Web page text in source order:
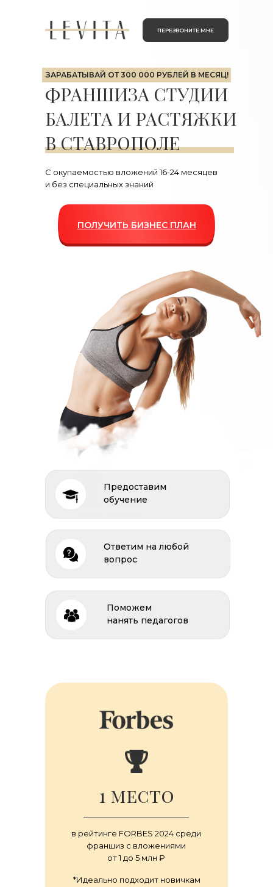
С окупаемостью вложений 16-24 месяцев
и без специальных знаний
ЗАРАБАТЫВАЙ ОТ 300 000 РУБЛЕЙ В МЕСЯЦ!
ПЕРЕЗВОНИТЕ МНЕ
ФРАНШИЗА СТУДИИ
БАЛЕТА И РАСТЯЖКИ
В СТАВРОПОЛЕ
ПОЛУЧИТЬ БИЗНЕС ПЛАН
Предоставим
обучение
Поможем
нанять педагогов
Ответим на любой
вопрос
1 место
в рейтинге FORBES 2024 среди
франшиз с вложениями
от 1 до 5 млн ₽
*Идеально подходит новичкам